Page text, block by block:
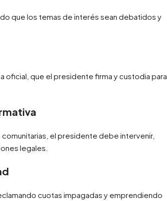
que los temas de interés sean debatidos y
oficial, que el presidente firma y custodia para
el presidente debe intervenir,
legales.
cuotas impagadas y emprendiendo